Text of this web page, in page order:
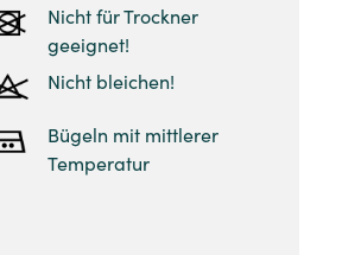
Nicht für Trockner
geeignet!
Nicht bleichen!
Bügeln mit mittlerer
Temperatur